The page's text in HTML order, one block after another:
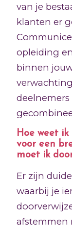
van je
klanten er
opleiding
binnen
Hoe weet
voor een
moet ik
Er zijn
waarbij je
afstemmen